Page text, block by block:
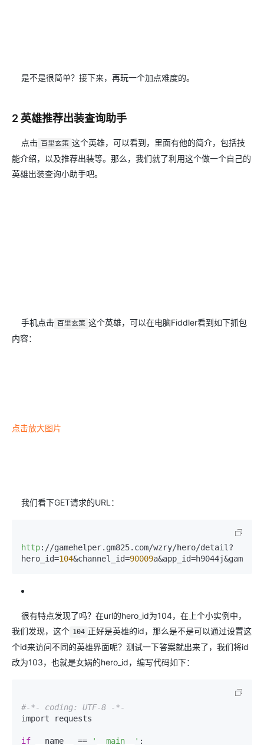
是不是很简单？接下来，再玩一个加点难度的。
2 英雄推荐出装查询助手
点击 百里玄策 这个英雄，可以看到，里面有他的简介，包括技
能介绍，以及推荐出装等。那么，我们就了利用这个做一个自己的
英雄出装查询小助手吧。
手机点击 百里玄策 这个英雄，可以在电脑Fiddler看到如下抓包
内容：
点击放大图片
我们看下GET请求的URL：
http://gamehelper.gm825.com/wzry/hero/detail?
hero_id=104&channel_id=90009
很有特点发现了吗？在url的hero_id为104，在上个小实例中，
我们发现，这个 104 正好是英雄的id，那么是不是可以通过设置这
个id来访问不同的英雄界面呢？测试一下答案就出来了，我们将id
改为103，也就是女娲的hero_id，编写代码如下：
#-*- coding: UTF-8 -*-
import requests
if __name__ == '__main__' :